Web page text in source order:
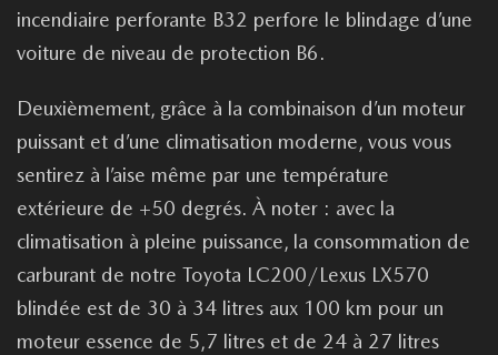
incendiaire perforante B32 perfore le blindage d’une
voiture de niveau de protection B6.
Deuxièmement, grâce à la combinaison d’un moteur
puissant et d’une climatisation moderne, vous vous
sentirez à l’aise même par une température
extérieure de +50 degrés. À noter : avec la
climatisation à pleine puissance, la consommation de
carburant de notre Toyota LC200/Lexus LX570
blindée est de 30 à 34 litres aux 100 km pour un
moteur essence de 5,7 litres et de 24 à 27 litres